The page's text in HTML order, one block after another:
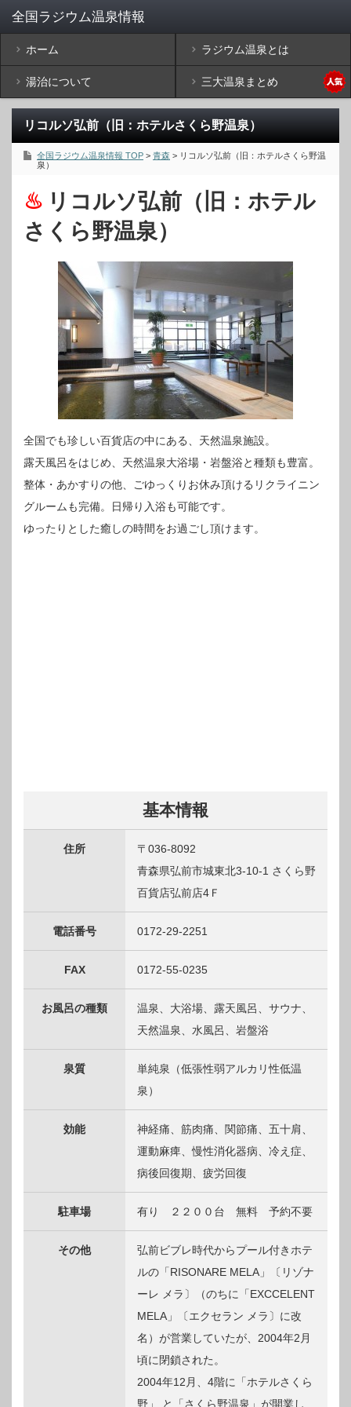
ホーム ラジウム温泉とは
湯治について 三大温泉まとめ
リコルソ弘前（旧：ホテルさくら野温泉）
全国ラジウム温泉情報 TOP > 青森 > リコルソ弘前（旧：ホテルさくら野温
泉）
リコルソ弘前（旧：ホテル
さくら野温泉）
全国でも珍しい百貨店の中にある、天然温泉施設。
露天風呂をはじめ、天然温泉大浴場・岩盤浴と種類も豊富。
整体・あかすりの他、ごゆっくりお休み頂けるリクライニン
グルームも完備。日帰り入浴も可能です。
ゆったりとした癒しの時間をお過ごし頂けます。
基本情報
住所
〒036-8092
青森県弘前市城東北3-10-1 さくら野
百貨店弘前店4Ｆ
電話番号 0172-29-2251
FAX 0172-55-0235
お風呂の種類
温泉、大浴場、露天風呂、サウナ、
天然温泉、水風呂、岩盤浴
泉質
単純泉（低張性弱アルカリ性低温
泉）
効能
神経痛、筋肉痛、関節痛、五十肩、
運動麻痺、慢性消化器病、冷え症、
病後回復期、疲労回復
駐車場 有り ２２００台 無料 予約不要
その他
弘前ビブレ時代からプール付きホテ
ルの「RISONARE MELA」〔リゾナ
ーレ メラ〕（のちに「EXCCELENT
MELA」〔エクセラン メラ〕に改
名）が営業していたが、2004年2月
頃に閉鎖された。
2004年12月、4階に「ホテルさくら
野」 と「さくら野温泉」が開業し